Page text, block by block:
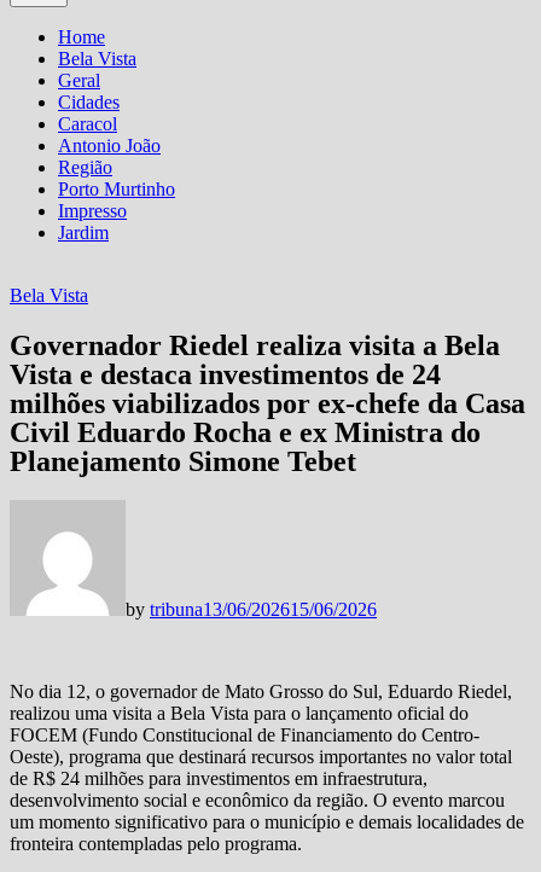
Home
Bela Vista
Geral
Cidades
Caracol
Antonio João
Região
Porto Murtinho
Impresso
Jardim
Bela Vista
Governador Riedel realiza visita a Bela
Vista e destaca investimentos de 24
milhões viabilizados por ex-chefe da Casa
Civil Eduardo Rocha e ex Ministra do
Planejamento Simone Tebet
by tribuna13/06/202615/06/2026
No dia 12, o governador de Mato Grosso do Sul, Eduardo Riedel,
realizou uma visita a Bela Vista para o lançamento oficial do
FOCEM (Fundo Constitucional de Financiamento do Centro-
Oeste), programa que destinará recursos importantes no valor total
de R$ 24 milhões para investimentos em infraestrutura,
desenvolvimento social e econômico da região. O evento marcou
um momento significativo para o município e demais localidades de
fronteira contempladas pelo programa.